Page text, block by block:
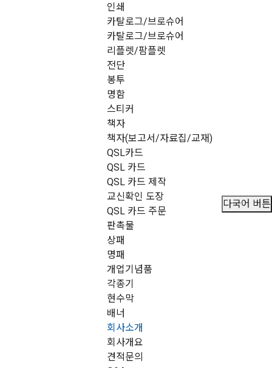
메뉴 건너뛰기
인쇄
카탈로그/브로슈어
카탈로그/브로슈어
리플렛/팜플렛
전단
봉투
명함
스티커
책자
책자(보고서/자료집/교재)
QSL카드
QSL 카드
QSL 카드 제작
교신확인 도장
QSL 카드 주문
판촉물
상패
명패
개업기념품
각종기
현수막
배너
회사소개
회사개요
견적문의
다국어 버튼